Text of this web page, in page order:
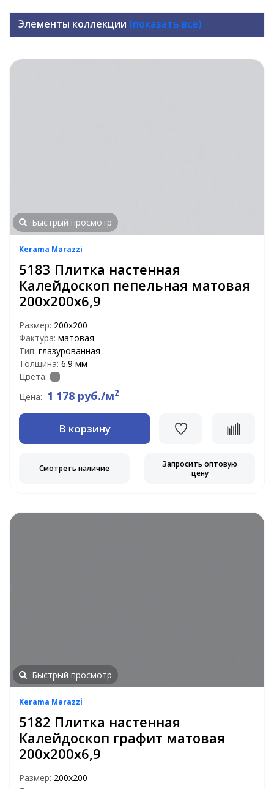
Элементы коллекции (показать все)
Быстрый просмотр
Kerama Marazzi
5183 Плитка настенная
Калейдоскоп пепельная матовая
200х200х6,9
Размер: 200х200
Фактура: матовая
Тип: глазурованная
Толщина: 6.9 мм
Цвета:
Цена: 1 178 руб./м2
В корзину
Смотреть наличие
Запросить оптовую
цену
Быстрый просмотр
Kerama Marazzi
5182 Плитка настенная
Калейдоскоп графит матовая
200х200х6,9
Размер: 200х200